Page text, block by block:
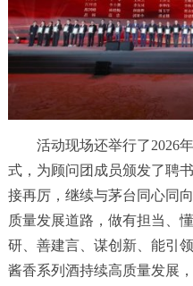
活动现场还举行了2026
式，为顾问团成员颁发了聘
接再厉，继续与茅台同心同
质量发展道路，做有担当、
研、善建言、谋创新、能引
酱香系列酒持续高质量发展